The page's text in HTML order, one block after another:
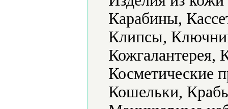
Карабины,
Клипсы,
Кожгалантерея,
Косметические
Кошельки,